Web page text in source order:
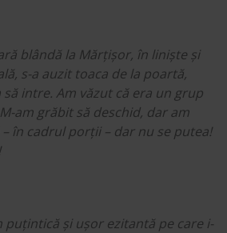
blândă la Mărțișor, în liniște și
s-a auzit toaca de la poartă,
să intre. Am văzut că era un grup
am grăbit să deschid, dar am
în cadrul porții – dar nu se putea!
puțintică și ușor ezitantă pe care i-